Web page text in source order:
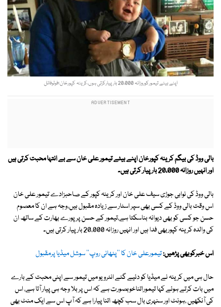
اپنے بیٹے تیمورکوروزانہ 20،000 بارپیارکرتی ہوں،کرینہ کپورخان؛فوٹوفائل
بالی ووڈ کی بیگم کرینہ کپورخان اپنے بیٹے تیمور علی خان سے بے انتہا محبت کرتی ہیں
اور انہیں روزانہ 20،000 بار پیار کرتی ہیں۔
بالی ووڈ کی نوابی جوڑی سیف علی خان اور کرینہ کپور کے صاحبزادے تیمور علی خان
اس وقت بالی ووڈ کے کسی بھی سپر اسٹار سے زیادہ مقبول ہیں،وجہ ہے ان کا معصوم
حسن جو کسی کو بھی دیوانہ بناسکتا ہے،تیمور کے حسن پر پورے بھارت کے ساتھ ان
کی والدہ کرینہ کپوربھی فدا ہیں اور انہیں روزانہ 20،000 بار پیار کرتی ہیں۔
اس خبرکوبھی پڑھیں:تیمورعلی خان کا ''پٹھانی روپ'' سوشل میڈیا پرمقبول
حال ہی میں کرینہ نے میڈیا کو دئیے گئے انٹرویو میں تیمور سے اپنی محبت کے بارے
میں بات کرتے ہوئے کہا تیموراتناخوبصورت ہے کہ اس پر بلا وجہ ہی پیار آتا ہے، اس
کی آنکھیں ،ہونٹ اور سنہری بال سب کچھ اتنا پیارا ہے کہ آپ اس سے ایک منٹ بھی